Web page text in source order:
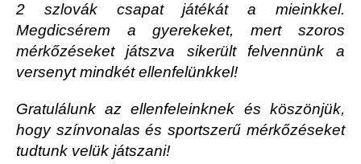
2 szlovák csapat játékát a mieinkkel.
Megdicsérem a gyerekeket, mert szoros
mérkőzéseket játszva sikerült felvennünk a
versenyt mindkét ellenfelünkkel!
Gratulálunk az ellenfeleinknek és köszönjük,
hogy színvonalas és sportszerű mérkőzéseket
tudtunk velük játszani!